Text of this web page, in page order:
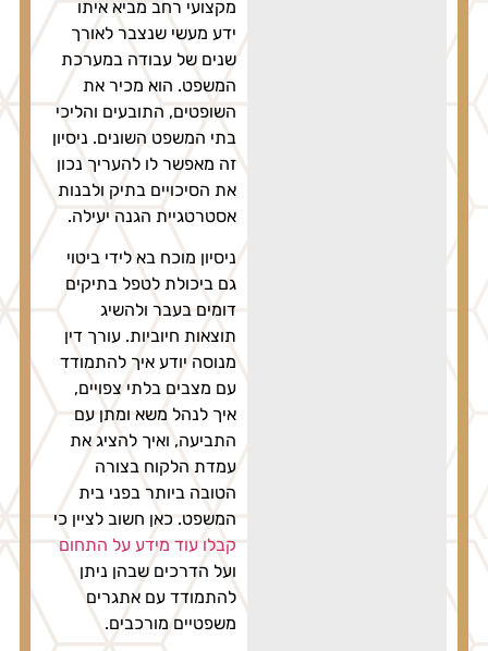
מקצועי רחב מביא איתו
ידע מעשי שנצבר לאורך
שנים של עבודה במערכת
המשפט. הוא מכיר את
השופטים, התובעים והליכי
בתי המשפט השונים. ניסיון
זה מאפשר לו להעריך נכון
את הסיכויים בתיק ולבנות
אסטרטגיית הגנה יעילה.
ניסיון מוכח בא לידי ביטוי
גם ביכולת לטפל בתיקים
דומים בעבר ולהשיג
תוצאות חיוביות. עורך דין
מנוסה יודע איך להתמודד
עם מצבים בלתי צפויים,
איך לנהל משא ומתן עם
התביעה, ואיך להציג את
עמדת הלקוח בצורה
הטובה ביותר בפני בית
המשפט. כאן חשוב לציין כי
קבלו עוד מידע על התחום
ועל הדרכים שבהן ניתן
להתמודד עם אתגרים
משפטיים מורכבים.